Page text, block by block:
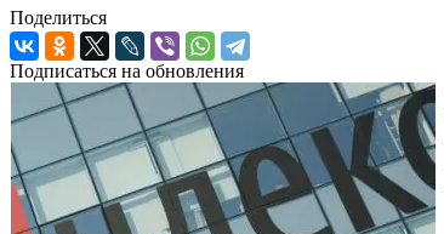
Поделиться
Подписаться на обновления